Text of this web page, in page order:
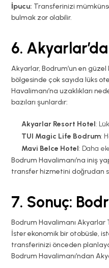
İpucu: Transferinizi
bulmak zor olabilir.
6.
Akyarlar, Bodrum’un en
bölgesinde çok sayıda lüks
Havalimanı’na uzaklıkları
bazıları şunlardır:
Akyarlar Resort Hotel:
TUI Magic Life Bodrum:
Mavi Belce Hotel: Daha
Bodrum Havalimanı’na iniş
transfer hizmetini doğrudan
7. Sonuç:
Bodrum Havalimanı
İster ekonomik bir otobüsle,
transferinizi önceden
Bodrum Havalimanı’ndan